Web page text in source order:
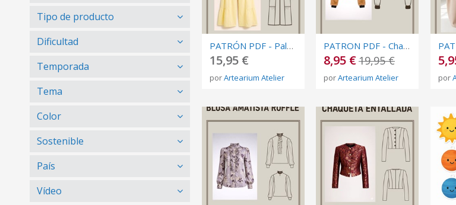
Tipo de producto
Dificultad
Temporada
Tema
Color
Sostenible
País
Vídeo
PATRÓN PDF - Palazzo con Fruncido Lateral - Multitalla - Nivel Intermedio
15,95 €
porArtearium Atelier
PATRON PDF - Chaqueta Boxy - Multitallas -Nivel intermedio
8,95 €19,95 €
porArtearium Atelier por